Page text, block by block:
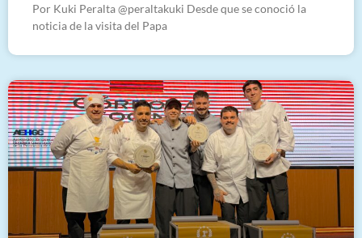
Por Kuki Peralta @peraltakuki Desde que se conoció la
noticia de la visita del Papa